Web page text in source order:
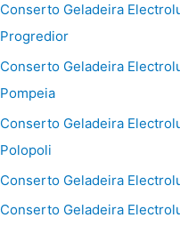
Conserto Geladeira
Progredior
Conserto Geladeira
Pompeia
Conserto Geladeira
Polopoli
Conserto Geladeira
Conserto Geladeira